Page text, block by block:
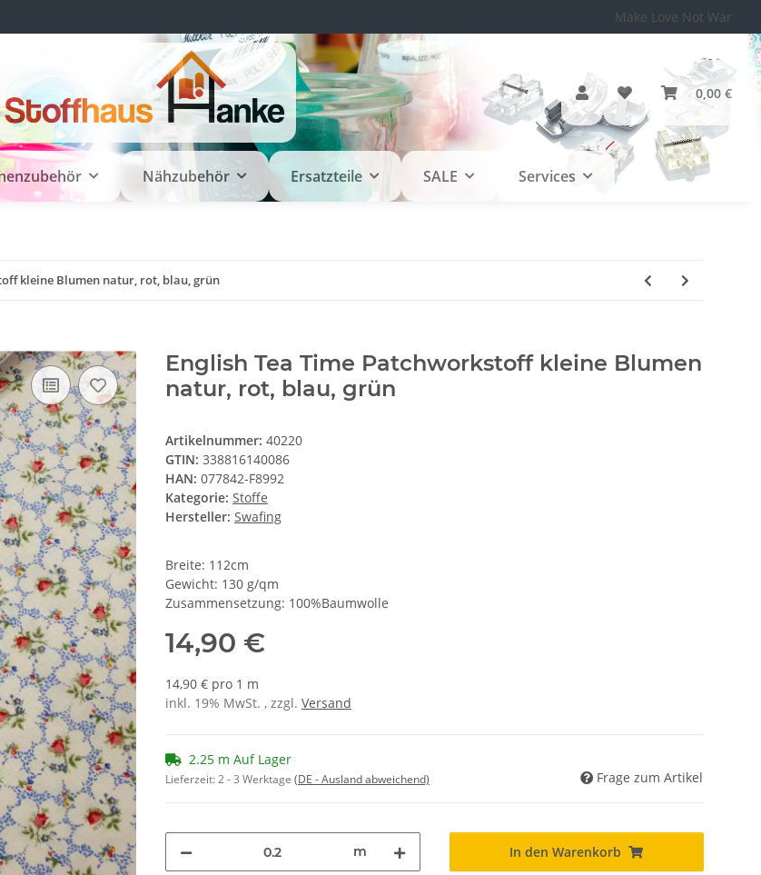
Make Love Not War
0,00 €
Nähzubehör Ersatzteile SALE Services
kleine Blumen natur, rot, blau, grün
English Tea Time Patchworkstoff kleine Blumen
natur, rot, blau, grün
Artikelnummer: 40220
GTIN: 338816140086
HAN: 077842-F8992
Kategorie: Stoffe
Hersteller: Swafing
Breite: 112cm
Gewicht: 130 g/qm
Zusammensetzung: 100%Baumwolle
14,90 €
14,90 € pro 1 m
inkl. 19% MwSt. , zzgl. Versand
2.25 m Auf Lager
Lieferzeit:2 - 3 Werktage (DE - Ausland abweichend) Frage zum Artikel
m In den Warenkorb